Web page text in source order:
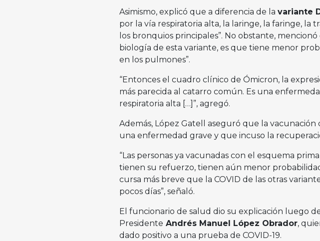
Asimismo, explicó que a diferencia de la variante
por la vía respiratoria alta, la laringe, la faringe, la
los bronquios principales”. No obstante,
biología de esta variante, es que tiene menor
en los pulmones”.
“Entonces el cuadro clínico de Ómicron, la
más parecida al catarro común. Es una
respiratoria alta […]”, agregó.
Además, López Gatell aseguró que la vacunación
una enfermedad grave y que incuso la
“Las personas ya vacunadas con el esquema
tienen su refuerzo, tienen aún menor
cursa más breve que la COVID de las otras
pocos días”, señaló.
El funcionario de salud dio su explicación luego
Presidente Andrés Manuel López Obrador,
dado positivo a una prueba de COVID-19.